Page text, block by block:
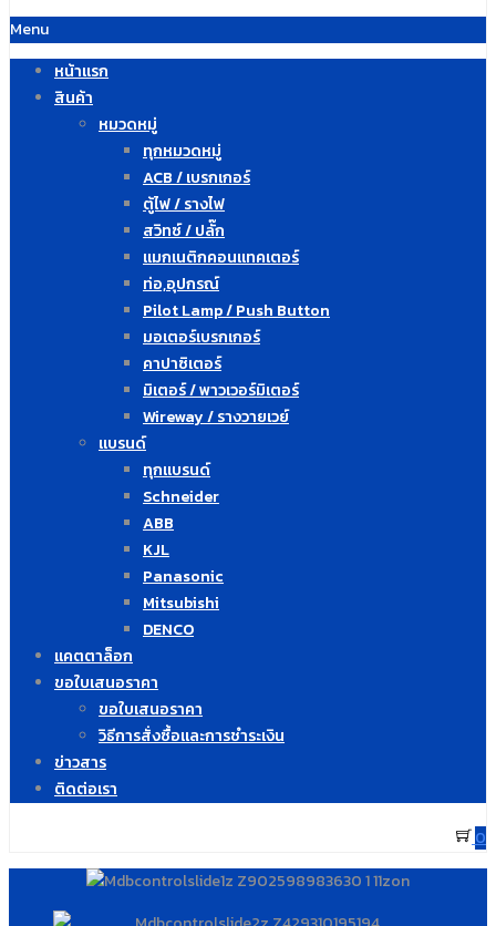
Menu
หน้าแรก
สินค้า
หมวดหมู่
ทุกหมวดหมู่
ACB / เบรกเกอร์
ตู้ไฟ / รางไฟ
สวิทซ์ / ปลั๊ก
แมกเนติกคอนแทคเตอร์
ท่อ,อุปกรณ์
Pilot Lamp / Push Button
มอเตอร์เบรกเกอร์
คาปาซิเตอร์
มิเตอร์ / พาวเวอร์มิเตอร์
Wireway / รางวายเวย์
แบรนด์
ทุกแบรนด์
Schneider
ABB
KJL
Panasonic
Mitsubishi
DENCO
แคตตาล็อก
ขอใบเสนอราคา
ขอใบเสนอราคา
วิธีการสั่งซื้อและการชำระเงิน
ข่าวสาร
ติดต่อเรา
0